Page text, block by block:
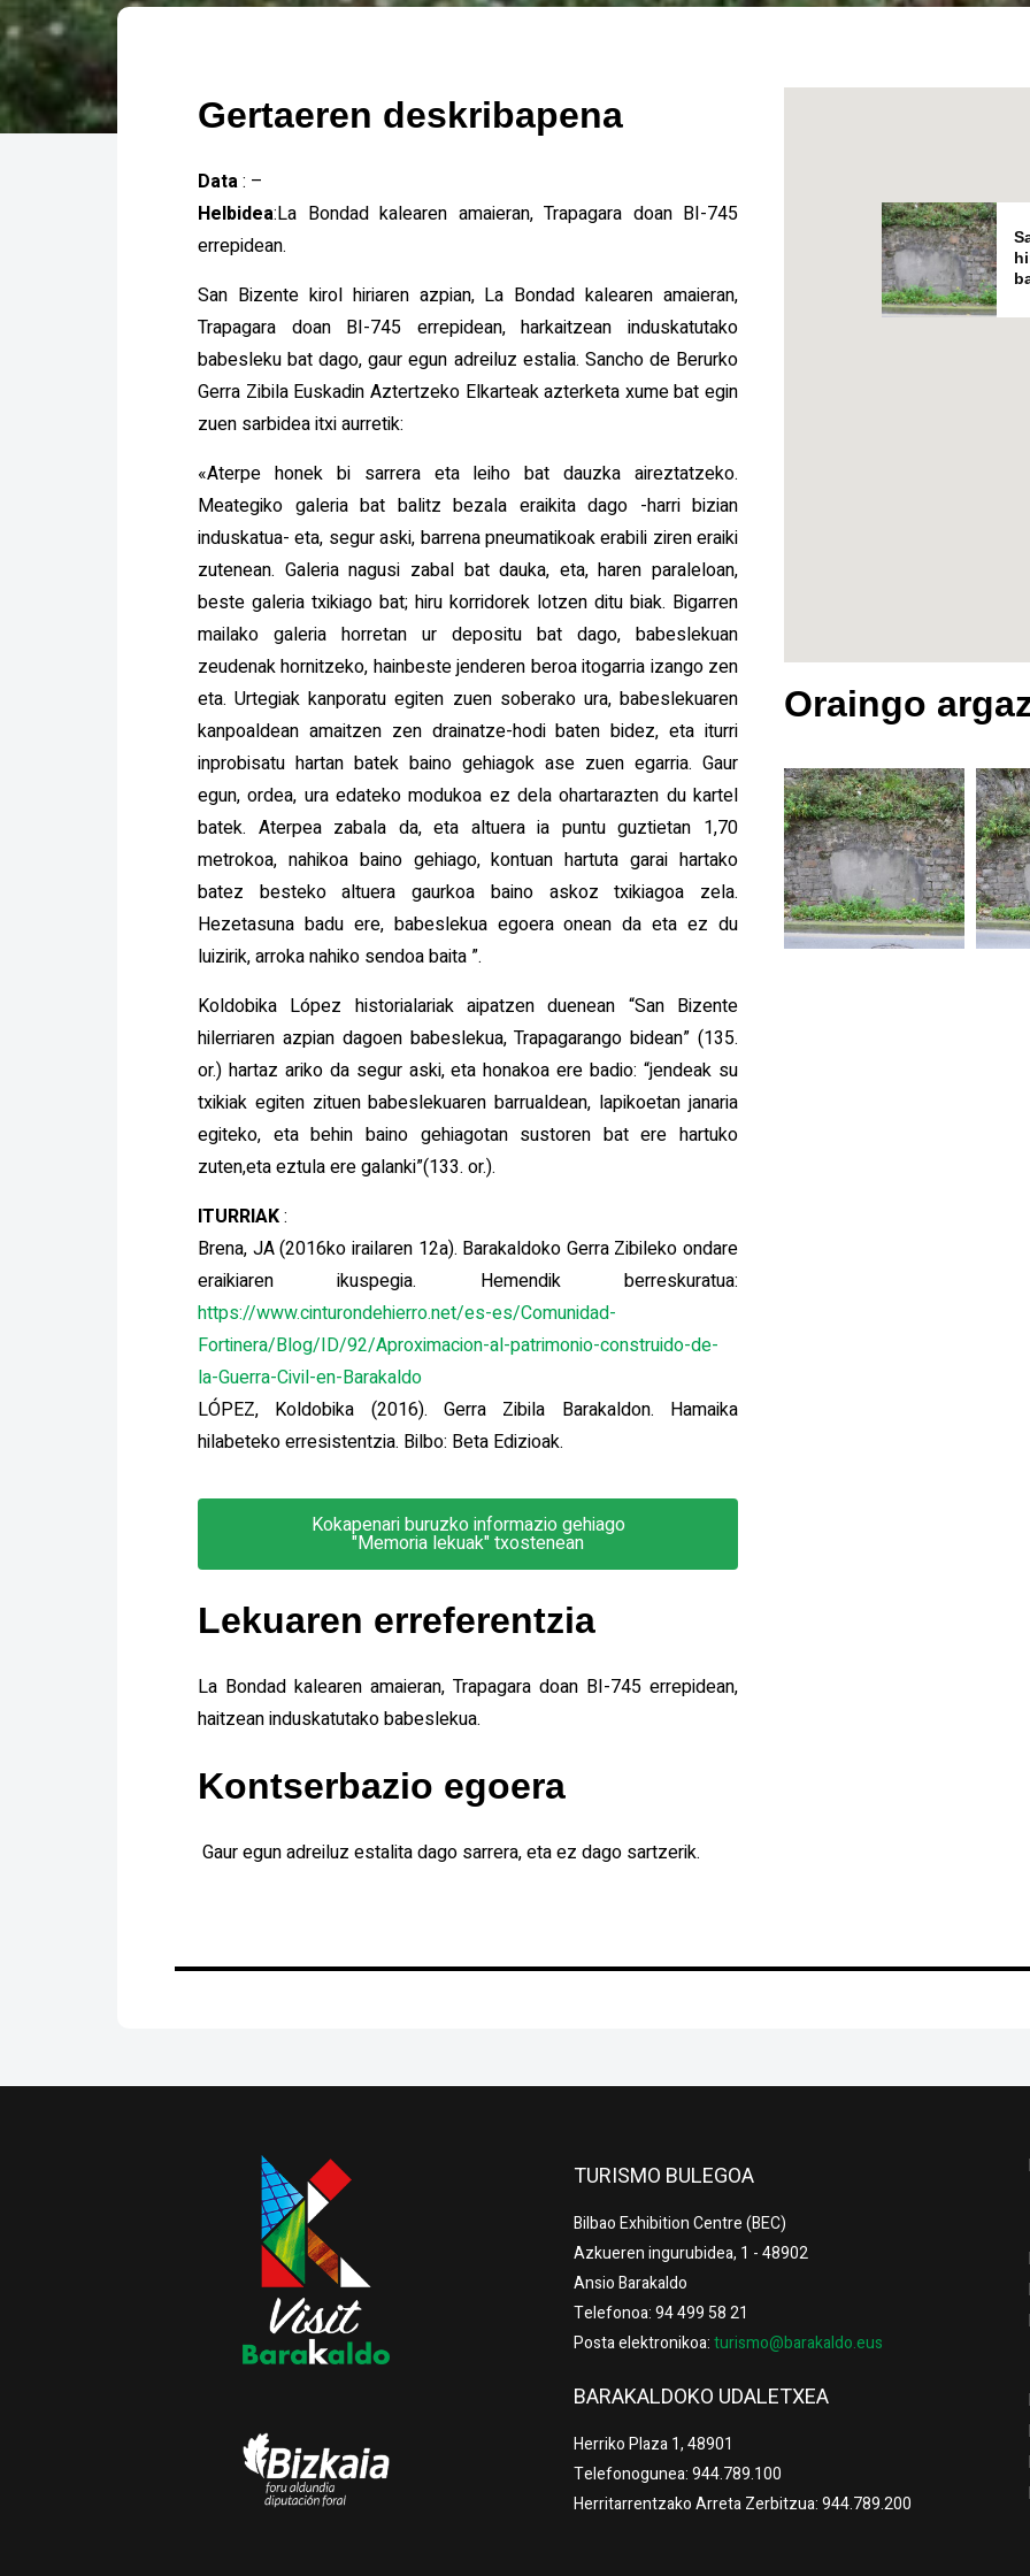
Gertaeren deskribapena
Data: –
Helbidea:La Bondad kalearen amaieran, Trapagara doan BI-745
errepidean.
San Bizente kirol hiriaren azpian, La Bondad kalearen amaieran,
Trapagara doan BI-745 errepidean, harkaitzean induskatutako
babesleku bat dago, gaur egun adreiluz estalia. Sancho de Berurko
Gerra Zibila Euskadin Aztertzeko Elkarteak azterketa xume bat egin
zuen sarbidea itxi aurretik:
«Aterpe honek bi sarrera eta leiho bat dauzka aireztatzeko.
Meategiko galeria bat balitz bezala eraikita dago -harri bizian
induskatua- eta, segur aski, barrena pneumatikoak erabili ziren eraiki
zutenean. Galeria nagusi zabal bat dauka, eta, haren paraleloan,
beste galeria txikiago bat; hiru korridorek lotzen ditu biak. Bigarren
mailako galeria horretan ur depositu bat dago, babeslekuan
zeudenak hornitzeko, hainbeste jenderen beroa itogarria izango zen
eta. Urtegiak kanporatu egiten zuen soberako ura, babeslekuaren
kanpoaldean amaitzen zen drainatze-hodi baten bidez, eta iturri
inprobisatu hartan batek baino gehiagok ase zuen egarria. Gaur
egun, ordea, ura edateko modukoa ez dela ohartarazten du kartel
batek. Aterpea zabala da, eta altuera ia puntu guztietan 1,70
metrokoa, nahikoa baino gehiago, kontuan hartuta garai hartako
batez besteko altuera gaurkoa baino askoz txikiagoa zela.
Hezetasuna badu ere, babeslekua egoera onean da eta ez du
luizirik, arroka nahiko sendoa baita ”.
Koldobika López historialariak aipatzen duenean “San Bizente
hilerriaren azpian dagoen babeslekua, Trapagarango bidean” (135.
or.) hartaz ariko da segur aski, eta honakoa ere badio: “jendeak su
txikiak egiten zituen babeslekuaren barrualdean, lapikoetan janaria
egiteko, eta behin baino gehiagotan sustoren bat ere hartuko
zuten,eta eztula ere galanki”(133. or.).
ITURRIAK:
Brena, JA (2016ko irailaren 12a). Barakaldoko Gerra Zibileko ondare
eraikiaren ikuspegia. Hemendik berreskuratua:
https://www.cinturondehierro.net/es-es/Comunidad-
Fortinera/Blog/ID/92/Aproximacion-al-patrimonio-construido-de-
la-Guerra-Civil-en-Barakaldo
LÓPEZ, Koldobika (2016). Gerra Zibila Barakaldon. Hamaika
hilabeteko erresistentzia. Bilbo: Beta Edizioak.
Kokapenari buruzko informazio gehiago
"Memoria lekuak" txostenean
Lekuaren erreferentzia
La Bondad kalearen amaieran, Trapagara doan BI-745 errepidean,
haitzean induskatutako babeslekua.
Kontserbazio egoera
Gaur egun adreiluz estalita dago sarrera, eta ez dago sartzerik.
Oraingo
TURISMO BULEGOA
Bilbao Exhibition Centre (BEC)
Azkueren ingurubidea, 1 - 48902
Ansio Barakaldo
Telefonoa: 94 499 58 21
Posta elektronikoa:turismo@barakaldo.eus
BARAKALDOKO UDALETXEA
Herriko Plaza 1, 48901
Telefonogunea: 944.789.100
Herritarrentzako Arreta Zerbitzua: 944.789.200